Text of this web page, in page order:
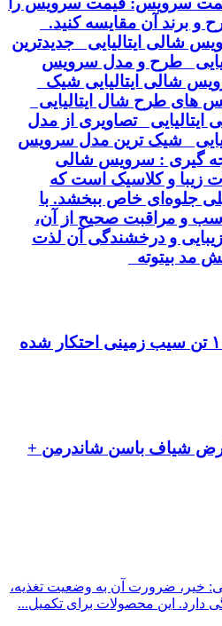
و برند آن مقایسه کنید.
شالی ایتالیایی جدیدترین
طرح و مدل سرویس
شالی ایتالیایی شیک
های طرح شال ایتالیایی
تصاویری از مدل
شیک ترین مدل سرویس
گیری : سرویس شالی
زیبا و کلاسیک است که
جلوه‌ای خاص ببخشد. با
و مراقبت صحیح از آن،
و درخشندگی آن لذت
مد بیتوته
کشف یک هزار و ۱۰۰ تن سیب زمینی احتکار شده
شیاف باسن شاندرمن +
خیر، ضرورت آن به وضعیت تغذیه،
این محصولات برای تکمیل...